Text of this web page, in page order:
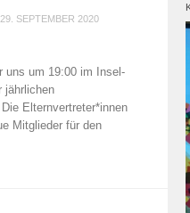
29. SEPTEMBER 2020
uns um 19:00 im Insel-
jährlichen
Elternvertreter*innen
Mitglieder für den